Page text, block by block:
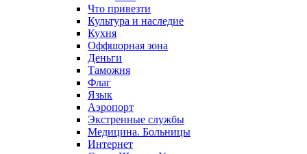
Что привезти
Культура и наследие
Кухня
Оффшорная зона
Деньги
Таможня
Флаг
Язык
Аэропорт
Экстренные службы
Медицина. Больницы
Интернет